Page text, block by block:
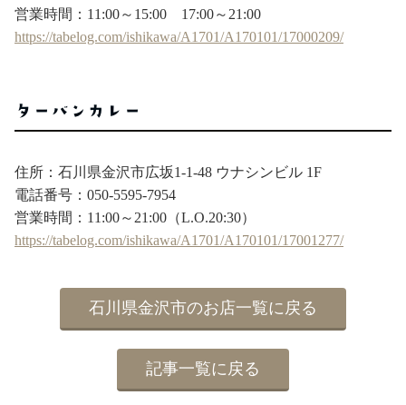
営業時間：11:00～15:00 17:00～21:00
https://tabelog.com/ishikawa/A1701/A170101/17000209/
ターバンカレー
住所：石川県金沢市広坂1-1-48 ウナシンビル 1F
電話番号：050-5595-7954
営業時間：11:00～21:00（L.O.20:30）
https://tabelog.com/ishikawa/A1701/A170101/17001277/
石川県金沢市のお店一覧に戻る
記事一覧に戻る